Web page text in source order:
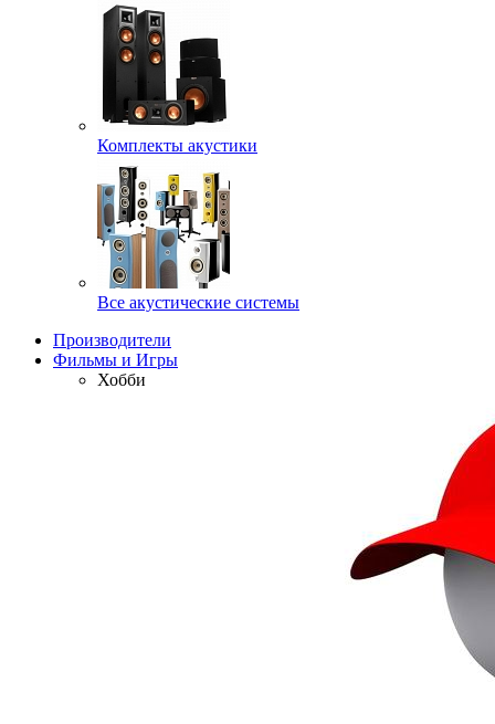
Комплекты акустики
Все акустические системы
Производители
Фильмы и Игры
Хобби